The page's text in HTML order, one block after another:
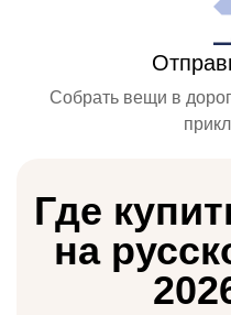
Собрать вещи в
Где
на